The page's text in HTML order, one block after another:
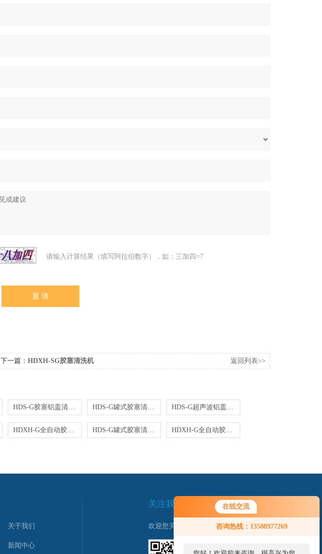
在线交流
咨询热线：13508977269
请输入计算结果（填写阿拉伯数字），如：三加四=7
下一篇： HDXH-SG胶塞清洗机 返回列表>>
HDS-G胶塞铝盖清洗机价格 HDS-G罐式胶塞清洗机价格 HDS-G超声波铝盖清洗机
HDXH-G全自动胶塞清洗机 HDS-G罐式胶塞清洗机|铝盖清洗机 HDXH-G全自动胶塞清洗机|铝盖清洗机烘干机
关于我们
新闻中心
关注我们
欢迎您关注我们的微信公众号了解更多信息：